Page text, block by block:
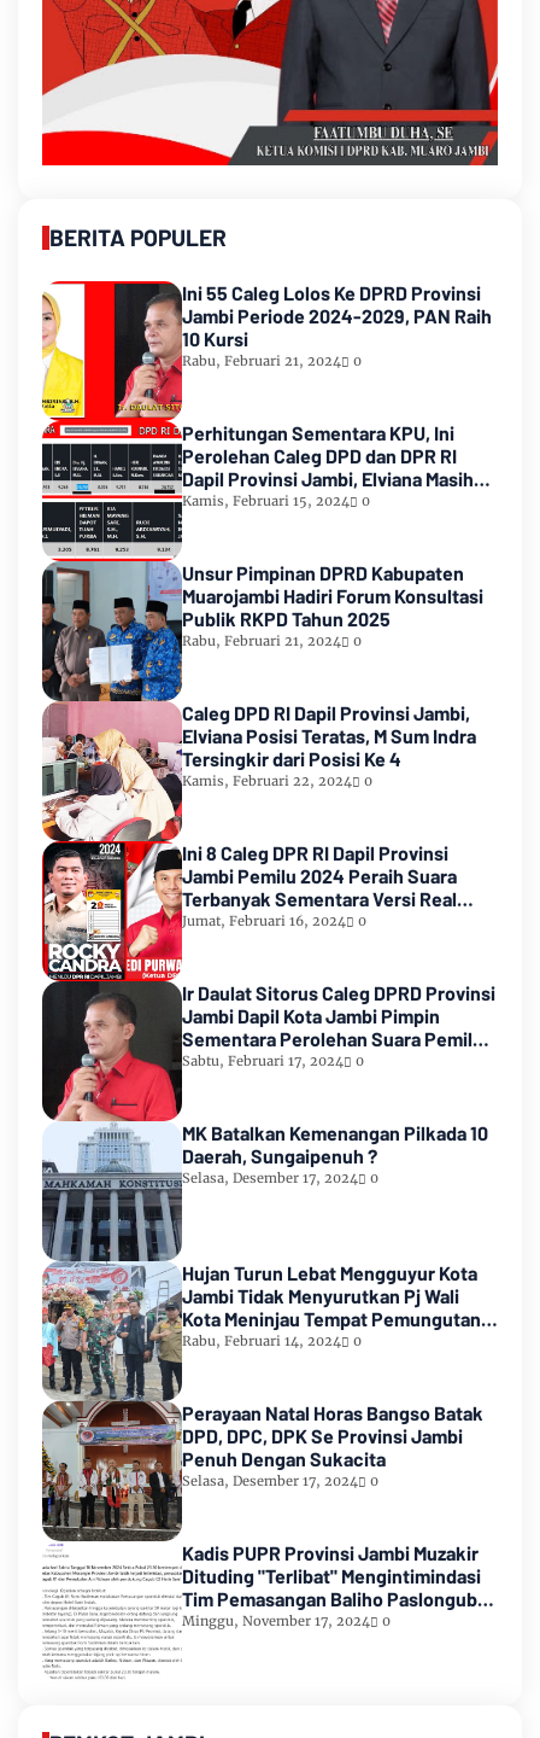
BERITA POPULER
Ini 55 Caleg Lolos Ke DPRD Provinsi
Jambi Periode 2024-2029, PAN Raih
10 Kursi
Rabu, Februari 21, 2024 0
Perhitungan Sementara KPU, Ini
Perolehan Caleg DPD dan DPR RI
Dapil Provinsi Jambi, Elviana Masih
Urutan Kedua Teratas
Kamis, Februari 15, 2024 0
Unsur Pimpinan DPRD Kabupaten
Muarojambi Hadiri Forum Konsultasi
Publik RKPD Tahun 2025
Rabu, Februari 21, 2024 0
Caleg DPD RI Dapil Provinsi Jambi,
Elviana Posisi Teratas, M Sum Indra
Tersingkir dari Posisi Ke 4
Kamis, Februari 22, 2024 0
Ini 8 Caleg DPR RI Dapil Provinsi
Jambi Pemilu 2024 Peraih Suara
Terbanyak Sementara Versi Real
Count KPU RI
Jumat, Februari 16, 2024 0
Ir Daulat Sitorus Caleg DPRD Provinsi
Jambi Dapil Kota Jambi Pimpin
Sementara Perolehan Suara Pemilu
2024
Sabtu, Februari 17, 2024 0
MK Batalkan Kemenangan Pilkada 10
Daerah, Sungaipenuh ?
Selasa, Desember 17, 2024 0
Hujan Turun Lebat Mengguyur Kota
Jambi Tidak Menyurutkan Pj Wali
Kota Meninjau Tempat Pemungutan
Suara Pemilu 2024
Rabu, Februari 14, 2024 0
Perayaan Natal Horas Bangso Batak
DPD, DPC, DPK Se Provinsi Jambi
Penuh Dengan Sukacita
Selasa, Desember 17, 2024 0
Kadis PUPR Provinsi Jambi Muzakir
Dituding "Terlibat" Mengintimindasi
Tim Pemasangan Baliho Paslongub
Romi-Sudirman
Minggu, November 17, 2024 0